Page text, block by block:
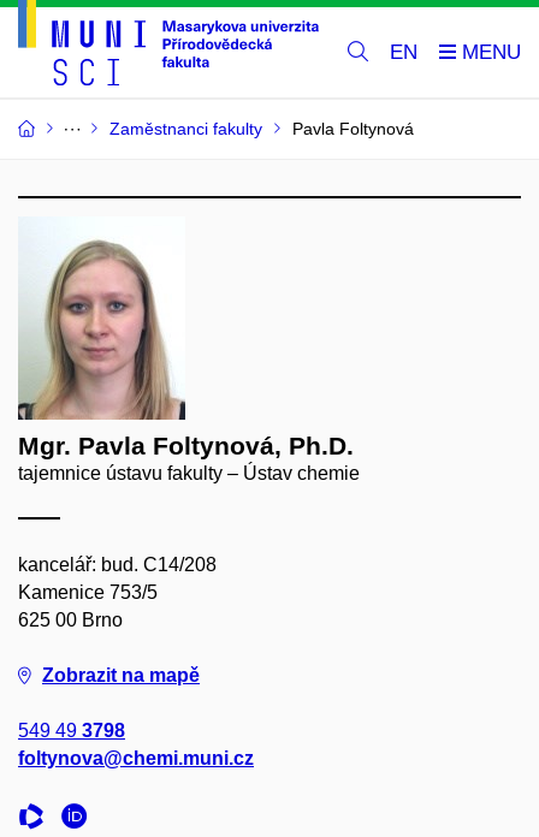
EN
Zaměstnanci fakulty Pavla Foltynová
Mgr. Pavla Foltynová, Ph.D.
tajemnice ústavu fakulty – Ústav chemie
kancelář: bud. C14/208
Kamenice 753/5
625 00 Brno
Zobrazit na mapě
549 49 3798
foltynova@chemi.muni.cz